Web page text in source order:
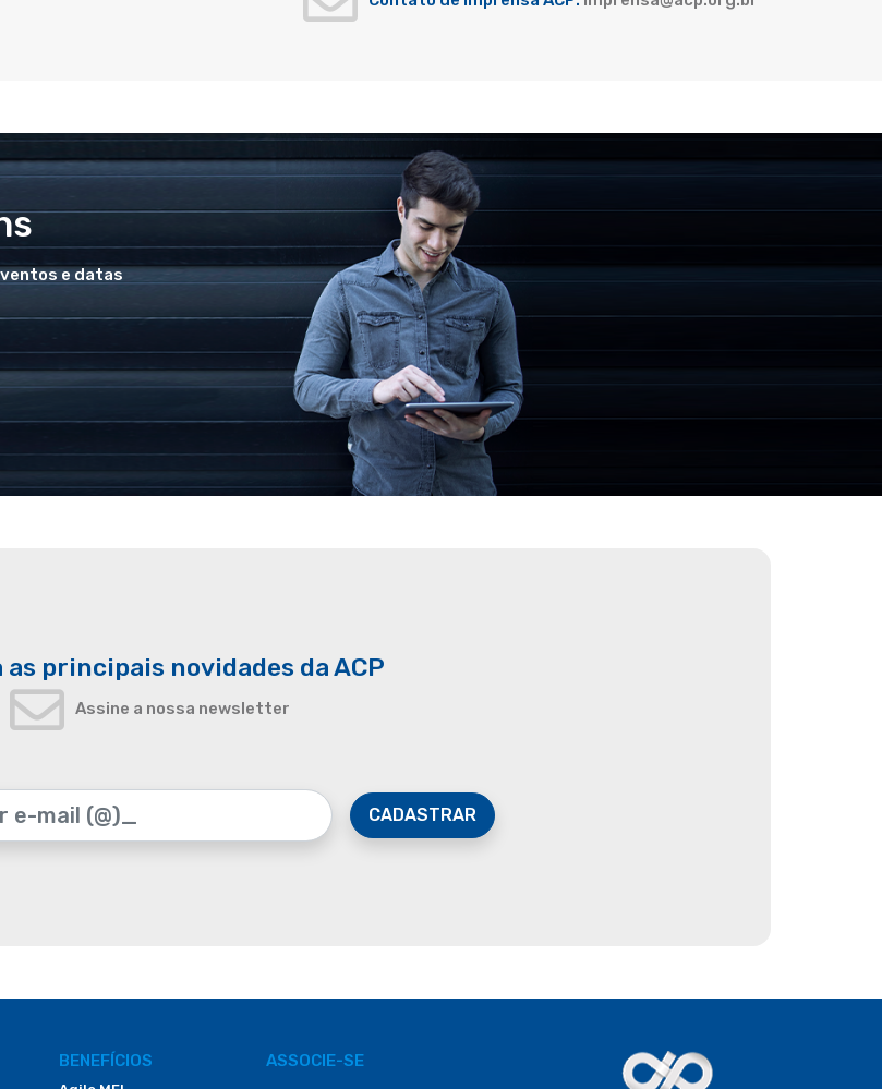
e datas
as principais novidades da ACP
Assine a nossa newsletter
CADASTRAR
BENEFÍCIOS
ASSOCIE-SE